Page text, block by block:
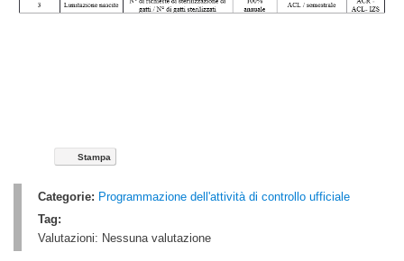
Stampa
Categorie: Programmazione dell'attività di controllo ufficiale
Tag:
Valutazioni: Nessuna valutazione